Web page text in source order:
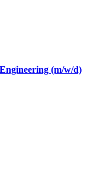
(m/w/d)